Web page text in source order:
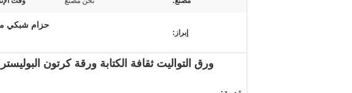
إبراز:
حزام شبكي
ورق التواليت ثقافة الكتابة ورقة كرتون